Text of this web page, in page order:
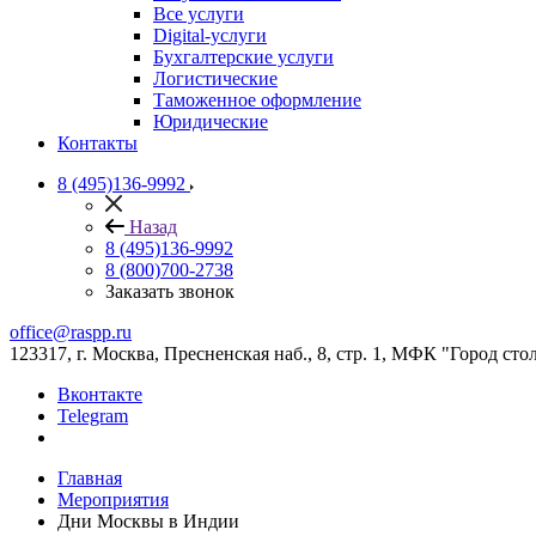
Все услуги
Digital-услуги
Бухгалтерские услуги
Логистические
Таможенное оформление
Юридические
Контакты
8 (495)136-9992
Назад
8 (495)136-9992
8 (800)700-2738
Заказать звонок
office@raspp.ru
123317, г. Москва, Пресненская наб., 8, стр. 1, МФК "Город
Вконтакте
Telegram
Главная
Мероприятия
Дни Москвы в Индии